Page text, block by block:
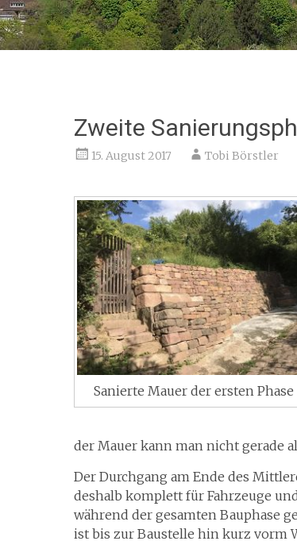
Zweite
15. August 2017 Tobi Börstler
Sanierte Mauer der ersten Phase
der Mauer kann man nicht gerade
Der Durchgang am Ende des
deshalb komplett für Fahrzeuge
während der gesamten Bauphase
ist bis zur Baustelle hin kurz vorm